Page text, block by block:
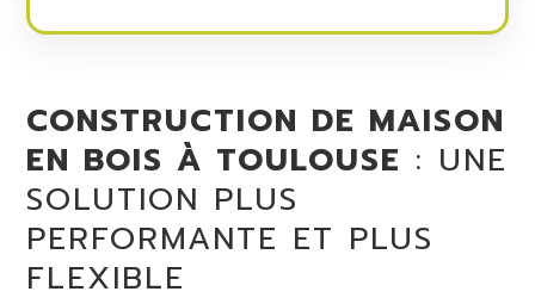
CONSTRUCTION DE MAISON
EN BOIS À TOULOUSE : UNE
SOLUTION PLUS
PERFORMANTE ET PLUS
FLEXIBLE